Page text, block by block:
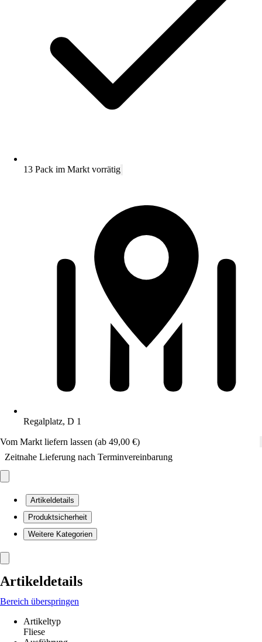
13 Pack im Markt vorrätig
Regalplatz, D 1
Vom Markt liefern lassen (ab 49,00 €)
Zeitnahe Lieferung nach Terminvereinbarung
Artikeldetails
Produktsicherheit
Weitere Kategorien
Artikeldetails
Bereich überspringen
Artikeltyp
Fliese